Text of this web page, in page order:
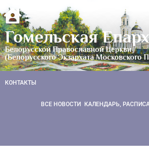
Гомельская
Белорусской Православной Церкви
(Белорусского Экзархата Московского
КОНТАКТЫ
ВСЕ НОВОСТИ КАЛЕНДАРЬ,